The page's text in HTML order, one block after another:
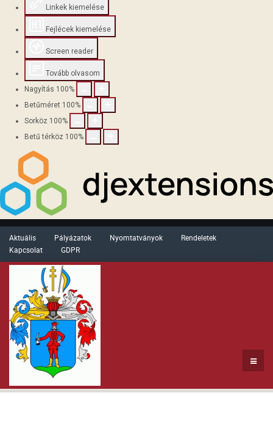
Linkek kiemelése
Fejlécek kiemelése
Screen reader
Tovább olvasom
Nagyítás 100%
Betűméret 100%
Sorköz 100%
Betű térköz 100%
Aktuális Pályázatok Nyomtatványok
Rendeletek
Kapcsolat
GDPR